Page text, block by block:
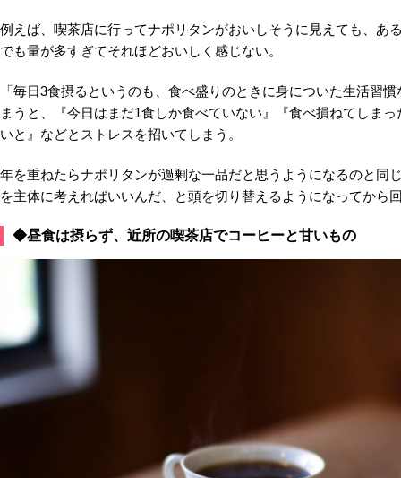
例えば、喫茶店に行ってナポリタンがおいしそうに見えても、あ
でも量が多すぎてそれほどおいしく感じない。
「毎日3食摂るというのも、食べ盛りのときに身についた生活習
まうと、『今日はまだ1食しか食べていない』『食べ損ねてしま
いと』などとストレスを招いてしまう。
年を重ねたらナポリタンが過剰な一品だと思うようになるのと同
を主体に考えればいいんだ、と頭を切り替えるようになってから
◆昼食は摂らず、近所の喫茶店でコーヒーと甘いもの